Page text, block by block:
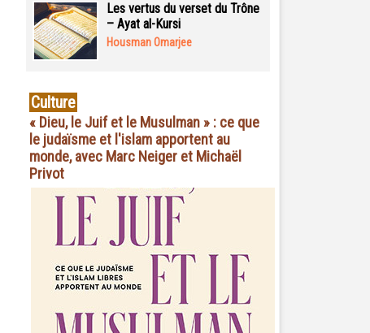
Les vertus du verset du Trône
– Ayat al-Kursi
Housman Omarjee
Culture
« Dieu, le Juif et le Musulman » : ce que
le judaïsme et l'islam apportent au
monde, avec Marc Neiger et Michaël
Privot